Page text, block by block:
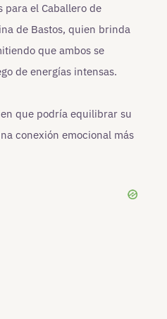
para el Caballero de
de Bastos, quien brinda
que ambos se
de energías intensas.
que podría equilibrar su
conexión emocional más